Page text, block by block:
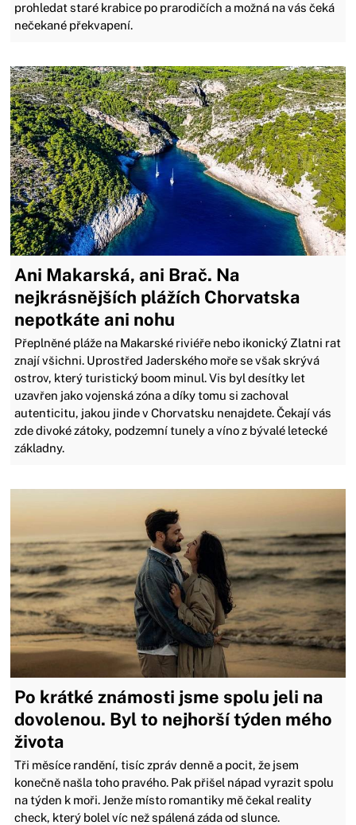
prohledat staré krabice po prarodičích a možná na vás čeká
nečekané překvapení.
Ani Makarská, ani Brač. Na
nejkrásnějších plážích Chorvatska
nepotkáte ani nohu
Přeplněné pláže na Makarské riviéře nebo ikonický Zlatni rat
znají všichni. Uprostřed Jaderského moře se však skrývá
ostrov, který turistický boom minul. Vis byl desítky let
uzavřen jako vojenská zóna a díky tomu si zachoval
autenticitu, jakou jinde v Chorvatsku nenajdete. Čekají vás
zde divoké zátoky, podzemní tunely a víno z bývalé letecké
základny.
Po krátké známosti jsme spolu jeli na
dovolenou. Byl to nejhorší týden mého
života
Tři měsíce randění, tisíc zpráv denně a pocit, že jsem
konečně našla toho pravého. Pak přišel nápad vyrazit spolu
na týden k moři. Jenže místo romantiky mě čekal reality
check, který bolel víc než spálená záda od slunce.